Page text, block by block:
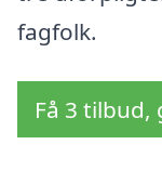
fagfolk.
Få 3